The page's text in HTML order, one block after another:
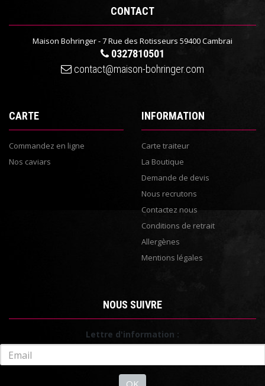
CONTACT
Maison Bohringer - 7 Rue des Rotisseurs 59400 Cambrai
0327810501
contact@maison-bohringer.com
CARTE
Commandez en ligne
Nos caviars
INFORMATION
Carte traiteur
La Boutique
Demande de devis
Nous recrutons
Contactez nous
Conditions de retrait
Allergènes
Mentions légales
NOUS SUIVRE
Lettre d'information :
OK